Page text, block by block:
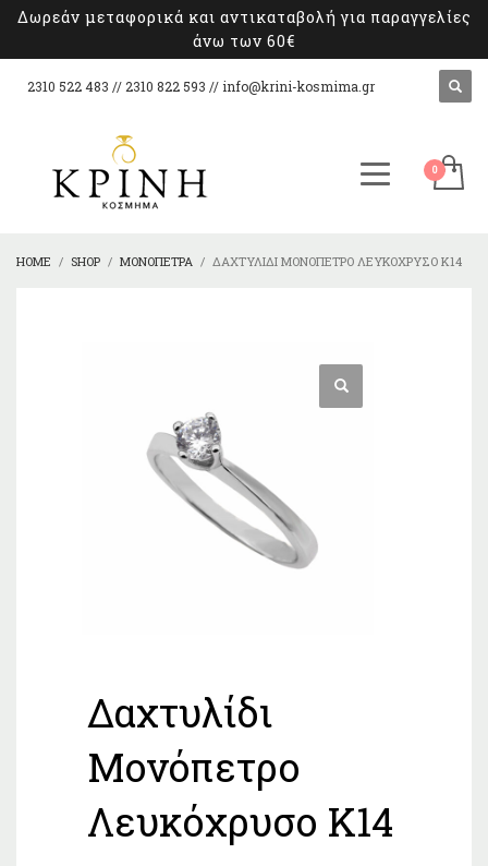
Δωρεάν μεταφορικά και αντικαταβολή για παραγγελίες
άνω των 60€
2310 522 483 // 2310 822 593 // info@krini-kosmima.gr
HOME SHOP ΜΟΝΌΠΕΤΡΑ ΔΑΧΤΥΛΊΔΙ ΜΟΝΌΠΕΤΡΟ ΛΕΥΚΌΧΡΥΣΟ Κ14
Δαχτυλίδι
Μονόπετρο
Λευκόχρυσο Κ14